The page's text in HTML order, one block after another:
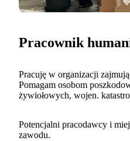
Pracownik
Pracuję w organizacji
Pomagam osobom
żywiołowych, wojen.
Potencjalni pracodawcy i
zawodu.